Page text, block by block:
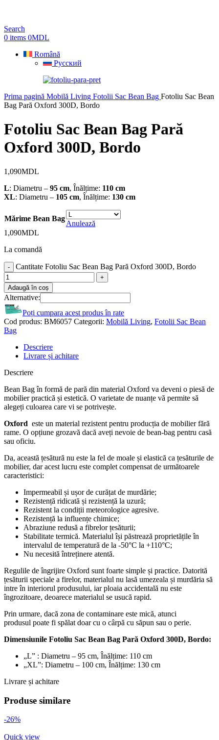
Search
0 items 0MDL
Română
Русский
Prima pagină Mobilă Living Fotolii Sac Bean Bag Fotoliu Sac Bean
Bag Pară Oxford 300D, Bordo
Fotoliu Sac Bean Bag Pară
Oxford 300D, Bordo
1,090MDL
L: Diametru – 95 cm, Înălțime: 110 cm
XL: Diametru – 105 cm, Înălțime: 130 cm
Mărime Bean Bag
Anulează
1,090MDL
La comandă
Cantitate Fotoliu Sac Bean Bag Pară Oxford 300D, Bordo
Adaugă în coș
Alternative:
Poți cumpara acest produs în rate
Cod produs: BM6057 Categorii: Mobilă Living, Fotolii Sac Bean
Bag
Descriere
Livrare și achitare
Descriere
Bean Bag în formă de pară din material Oxford va deveni o piesă de
mobilier practică și estetică. O varietate de nuanțe vă permite să
alegeți culoarea care vi se potrivește.
Oxford este un material rezistent pentru producția de mobilier fără
rame. O opțiune grozavă dacă aveți nevoie de bean-bag pentru casă
sau oficiu.
Da, această țesătură nu este la fel de moale și elastică ca țesăturile de
mobilier, dar acest lucru este complet compensat de următoarele
caracteristici:
Impermeabil și ușor de curățat de murdărie;
Rezistență ridicată și rezistență la uzură;
Rezistent la condiții meteorologice agresive.
Rezistență la influențe chimice;
Abraziune redusă a fibrelor țesăturii;
Stabilitate termică. Materialul își păstrează proprietățile în
intervalul de temperatură de la -50°С la +110°С;
Nu necesită întreținere atentă.
Regulile de îngrijire Oxford sunt foarte simple și practice. Datorită
țesăturii speciale a firelor, materialul nu lasă umezeala și murdăria să
intre în interiorul produsului, iar ploaia accidentală nu este
îngrozitoare, deoarece materialul se usucă rapid.
Prin urmare, dacă zona de contaminare este mică, atunci
produsul poate fi spălat doar cu o cârpă cu săpun sau o perie.
Dimensiunile Fotoliu Sac Bean Bag Pară Oxford 300D, Bordo:
„L” : Diametru – 95 cm, Înălțime: 110 cm
„XL”: Diametru – 100 cm, Înălțime: 130 cm
Livrare și achitare
Produse similare
-26%
Quick view